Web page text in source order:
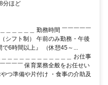
分ほど
＿＿＿＿＿ 勤務時間 ￣￣￣￣￣
シフト制） 午前のみ勤務・午後
6時間以上』 （休憩45～...
＿＿＿＿＿＿＿＿＿＿＿ お仕事
￣￣￣ 保育業務全般をお任せい
つ準備や片付け ・食事の介助及